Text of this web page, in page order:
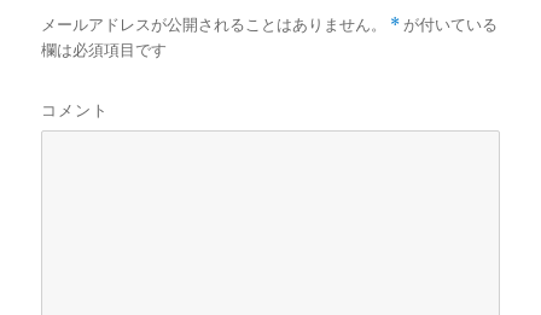
メールアドレスが公開されることはありません。 * が付いている
欄は必須項目です
コメント